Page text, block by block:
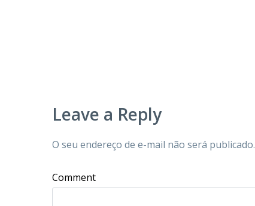
Leave a Reply
O seu endereço de e-mail não será publicado.
Comment